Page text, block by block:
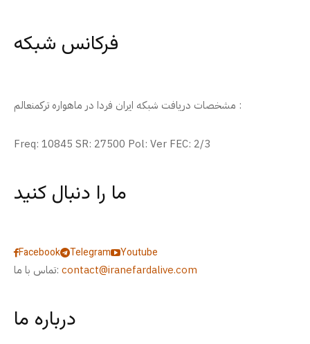
فرکانس شبکه
مشخصات دریافت شبکه ایران فردا در ماهواره ترکمنعالم :
Freq: 10845 SR: 27500 Pol: Ver FEC: 2/3
ما را دنبال کنید
Facebook Telegram
Youtube
تماس با ما: contact@iranefardalive.com
درباره ما